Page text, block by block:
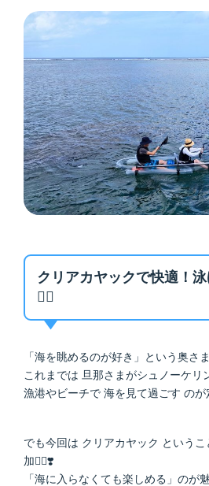
クリアカヤックで快適！
🙆‍♀️
「海を眺めるのが好き」という奥さ
これまでは 旦那さまがシュノーケリ
漁港やビーチで 海を見て過ごす のが
でも今回は クリアカヤック という
加🚣‍♀️❣️
「海に入らなくても楽しめる」のが